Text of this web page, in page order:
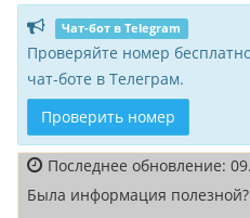
Чат-бот в Telegram
Проверяйте номер
чат-боте в Телеграм.
Проверить номер
Последнее обновление:
Была информация полезной?